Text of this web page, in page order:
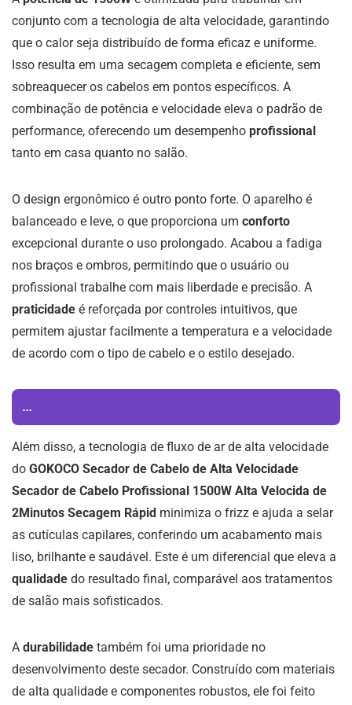
conjunto com a tecnologia de alta velocidade, garantindo
que o calor seja distribuído de forma eficaz e uniforme.
Isso resulta em uma secagem completa e eficiente, sem
sobreaquecer os cabelos em pontos específicos. A
combinação de potência e velocidade eleva o padrão de
performance, oferecendo um desempenho profissional
tanto em casa quanto no salão.
O design ergonômico é outro ponto forte. O aparelho é
balanceado e leve, o que proporciona um conforto
excepcional durante o uso prolongado. Acabou a fadiga
nos braços e ombros, permitindo que o usuário ou
profissional trabalhe com mais liberdade e precisão. A
praticidade é reforçada por controles intuitivos, que
permitem ajustar facilmente a temperatura e a velocidade
de acordo com o tipo de cabelo e o estilo desejado.
...
Além disso, a tecnologia de fluxo de ar de alta velocidade
do GOKOCO Secador de Cabelo de Alta Velocidade
Secador de Cabelo Profissional 1500W Alta Velocida de
2Minutos Secagem Rápid minimiza o frizz e ajuda a selar
as cutículas capilares, conferindo um acabamento mais
liso, brilhante e saudável. Este é um diferencial que eleva a
qualidade do resultado final, comparável aos tratamentos
de salão mais sofisticados.
A durabilidade também foi uma prioridade no
desenvolvimento deste secador. Construído com materiais
de alta qualidade e componentes robustos, ele foi feito